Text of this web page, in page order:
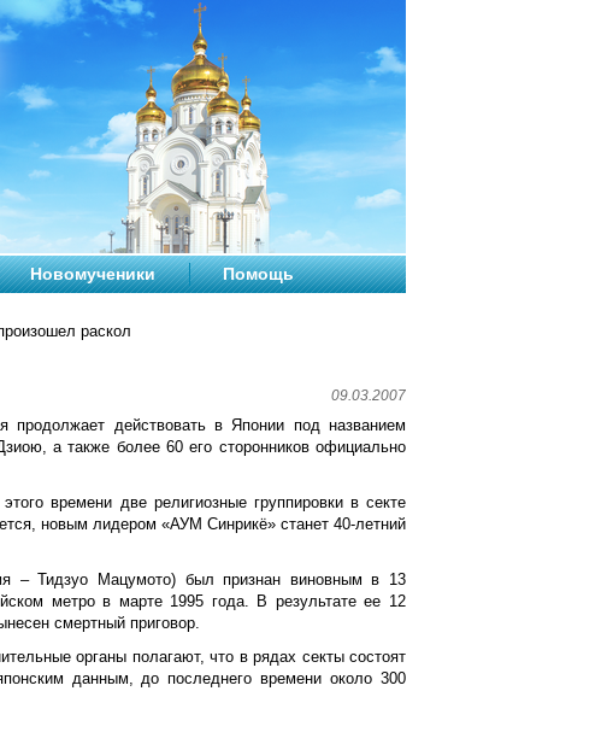
Новомученики Помощь
раскол
09.03.2007
продолжает действовать в Японии под названием
а также более 60 его сторонников официально
времени две религиозные группировки в секте
новым лидером «АУМ Синрикё» станет 40-летний
– Тидзуо Мацумото) был признан виновным в 13
метро в марте 1995 года. В результате ее 12
смертный приговор.
органы полагают, что в рядах секты состоят
данным, до последнего времени около 300